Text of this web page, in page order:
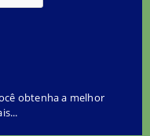
obtenha a melhor